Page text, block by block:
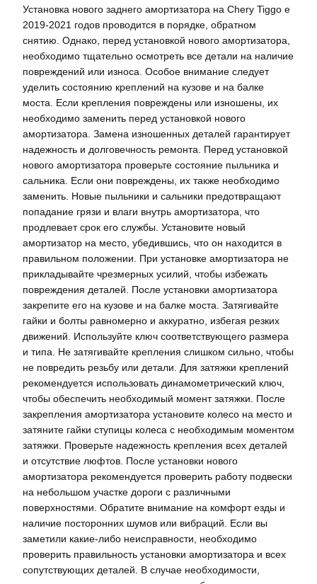
Установка нового заднего амортизатора на Chery Tiggo e
2019-2021 годов проводится в порядке, обратном
снятию. Однако, перед установкой нового амортизатора,
необходимо тщательно осмотреть все детали на наличие
повреждений или износа. Особое внимание следует
уделить состоянию креплений на кузове и на балке
моста. Если крепления повреждены или изношены, их
необходимо заменить перед установкой нового
амортизатора. Замена изношенных деталей гарантирует
надежность и долговечность ремонта. Перед установкой
нового амортизатора проверьте состояние пыльника и
сальника. Если они повреждены, их также необходимо
заменить. Новые пыльники и сальники предотвращают
попадание грязи и влаги внутрь амортизатора, что
продлевает срок его службы. Установите новый
амортизатор на место, убедившись, что он находится в
правильном положении. При установке амортизатора не
прикладывайте чрезмерных усилий, чтобы избежать
повреждения деталей. После установки амортизатора
закрепите его на кузове и на балке моста. Затягивайте
гайки и болты равномерно и аккуратно, избегая резких
движений. Используйте ключ соответствующего размера
и типа. Не затягивайте крепления слишком сильно, чтобы
не повредить резьбу или детали. Для затяжки креплений
рекомендуется использовать динамометрический ключ,
чтобы обеспечить необходимый момент затяжки. После
закрепления амортизатора установите колесо на место и
затяните гайки ступицы колеса с необходимым моментом
затяжки. Проверьте надежность крепления всех деталей
и отсутствие люфтов. После установки нового
амортизатора рекомендуется проверить работу подвески
на небольшом участке дороги с различными
поверхностями. Обратите внимание на комфорт езды и
наличие посторонних шумов или вибраций. Если вы
заметили какие-либо неисправности, необходимо
проверить правильность установки амортизатора и всех
сопутствующих деталей. В случае необходимости,